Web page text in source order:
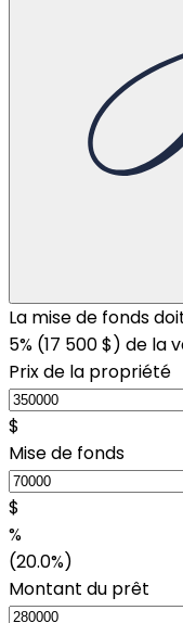
La mise de fonds
5% (17 500 $) de la
Prix de la propriété
$
Mise de fonds
$
%
(20.0%)
Montant du prêt